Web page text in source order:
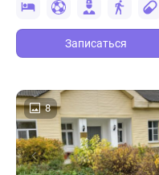
Записаться
8